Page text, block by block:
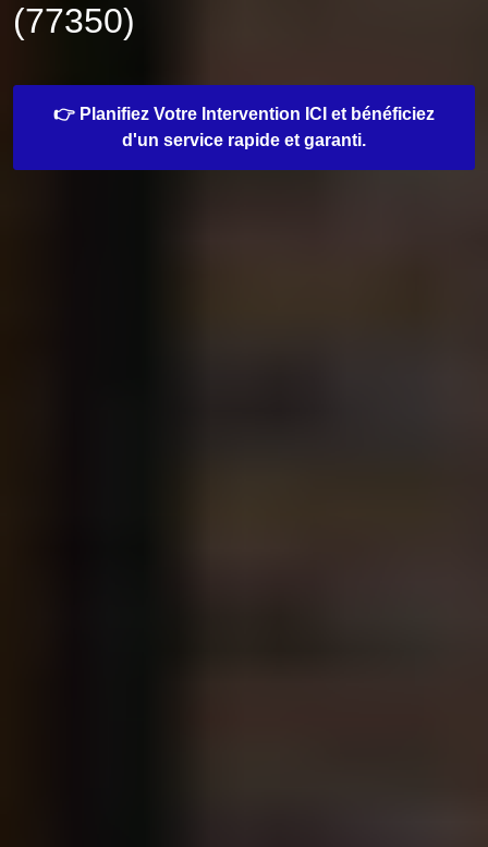
(77350)
👉 Planifiez Votre Intervention ICI et bénéficiez
d'un service rapide et garanti.